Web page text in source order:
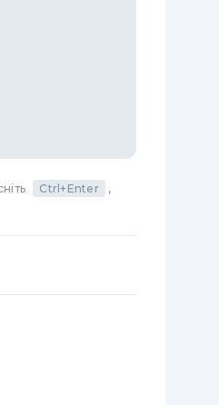
Ctrl+Enter
,